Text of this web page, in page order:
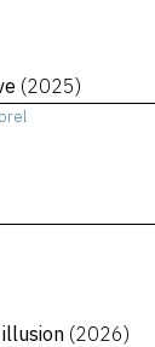
(2025)
(2026)